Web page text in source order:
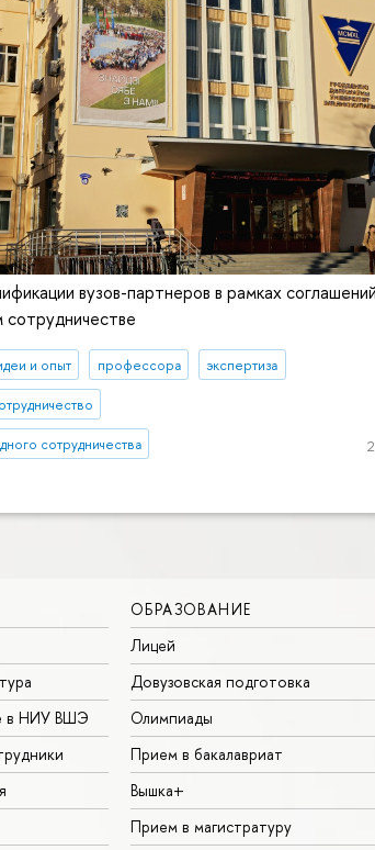
вузов-партнеров в рамках
и опыт профессора экспертиза
сотрудничества
в НИУ ВШЭ
ОБРАЗОВАНИЕ
Лицей
Довузовская подготовка
Олимпиады
Прием в бакалавриат
Вышка+
Прием в магистратуру